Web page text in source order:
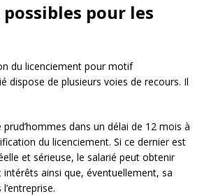
possibles pour les
du licenciement pour motif
dispose de plusieurs voies de recours. Il
prud’hommes dans un délai de 12 mois à
du licenciement. Si ce dernier est
et sérieuse, le salarié peut obtenir
ainsi que, éventuellement, sa